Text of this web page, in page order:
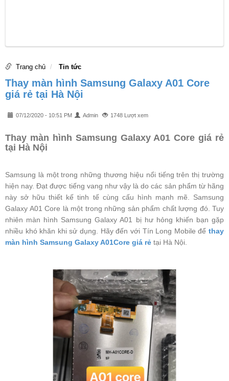
Trang chủ Tin tức
Thay màn hình Samsung Galaxy A01 Core
giá rẻ tại Hà Nội
07/12/2020 - 10:51 PM Admin 1748 Lượt xem
Thay màn hình Samsung Galaxy A01 Core giá rẻ
tại Hà Nội
Samsung là một trong những thương hiệu nổi tiếng trên thị trường
hiện nay. Đạt được tiếng vang như vậy là do các sản phẩm từ hãng
này sở hữu thiết kế tinh tế cùng cấu hình mạnh mẽ. Samsung
Galaxy A01 Core là một trong những sản phẩm chất lượng đó. Tuy
nhiên màn hình Samsung Galaxy A01 bị hư hỏng khiến bạn gặp
nhiều khó khăn khi sử dụng. Hãy đến với Tín Long Mobile để thay
màn hình Samsung Galaxy A01Core giá rẻ tại Hà Nội.